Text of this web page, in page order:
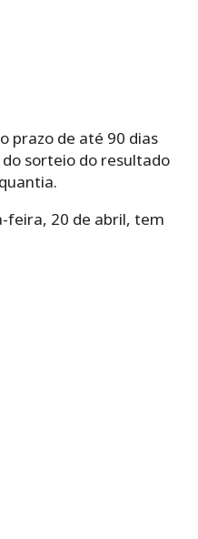
prazo de até 90 dias
sorteio do resultado
feira, 20 de abril, tem